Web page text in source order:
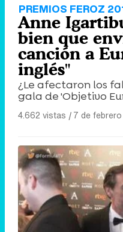
PREMIOS FEROZ
Anne
bien que
canción a
inglés"
¿Le afectaron los
gala de 'Objetivo
4.662 vistas |7 de